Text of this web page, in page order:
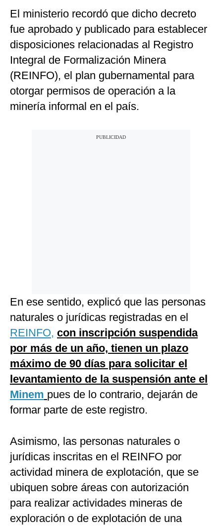
El ministerio recordó que dicho decreto
fue aprobado y publicado para establecer
disposiciones relacionadas al Registro
Integral de Formalización Minera
(REINFO), el plan gubernamental para
otorgar permisos de operación a la
minería informal en el país.
En ese sentido, explicó que las personas
naturales o jurídicas registradas en el
REINFO, con inscripción suspendida
por más de un año, tienen un plazo
máximo de 90 días para solicitar el
levantamiento de la suspensión ante el
Minem pues de lo contrario, dejarán de
formar parte de este registro.
Asimismo, las personas naturales o
jurídicas inscritas en el REINFO por
actividad minera de explotación, que se
ubiquen sobre áreas con autorización
para realizar actividades mineras de
exploración o de explotación de una